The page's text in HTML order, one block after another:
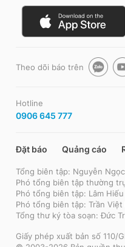
Theo dõi báo trên
Hotline
0906 645 777
Đặt báo Quảng cáo
Tổng biên tập: Nguyễn
Phó tổng biên tập thường
Phó tổng biên tập: Lâm
Phó tổng biên tập: Trần Việt
Tổng thư ký tòa soạn: Đức
Giấy phép xuất bản số 110/